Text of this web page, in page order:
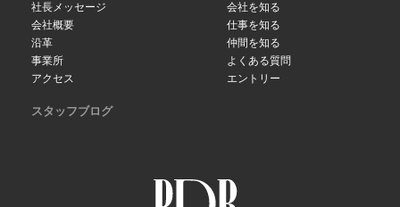
社長メッセージ
会社概要
沿革
事業所
アクセス
会社を知る
仕事を知る
仲間を知る
よくある質問
エントリー
スタッフブログ